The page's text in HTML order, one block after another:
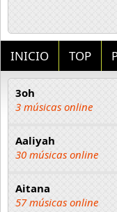
INICIO TOP
3oh
3 músicas online
Aaliyah
30 músicas online
Aitana
57 músicas online